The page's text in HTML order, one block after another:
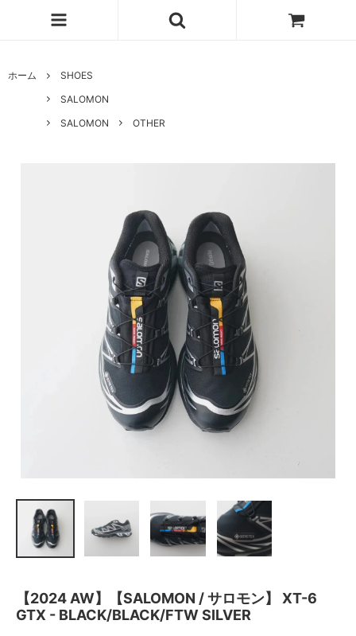
ホーム
SHOES
SALOMON
SALOMON
OTHER
【2024 AW】【SALOMON / サロモン】 XT-6
GTX - BLACK/BLACK/FTW SILVER